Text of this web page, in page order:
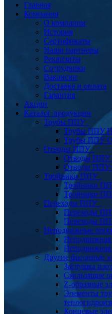
Главная
Компания
О компании
История
Сертификаты
Наши партнеры
Реквизиты
Сотрудники
Вакансии
Доставка и оплата
Гарантия
Акции
Каталог продукции
Трубы ППУ
Трубы ППУ
Трубы ППУ
Отводы ППУ
Отводы
Отводы
Тройники ППУ
Тройники
Тройники
Переходы ППУ
Переходы
Переходы
Неподвижные
Другие фасонные
Заглушка
Скользящие
Z-образные
Элементы
Концевые